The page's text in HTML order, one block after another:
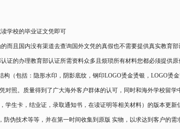
学校的毕业证文凭即可
而且国内没有渠道去查询国外文凭的真假也不需要提供真实教育
证的办理教育部认证所需资料众多且烦琐所有材料您都必须提供
（包括：隐形水印，阴影底纹，钢印LOGO烫金烫银，LOGO烫金
照。质量得到了广大海外客户群体的认可，同时和海外学校留学
生卡，结业证，录取通知书，在读证明等相关材料）的版本更新
伪技术等等，并在第一时间收集到原版 实物，以求达到客户的需